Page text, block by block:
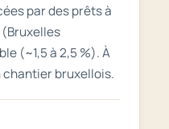
par des prêts à
(Bruxelles
(~1,5 à 2,5 %). À
chantier bruxellois.